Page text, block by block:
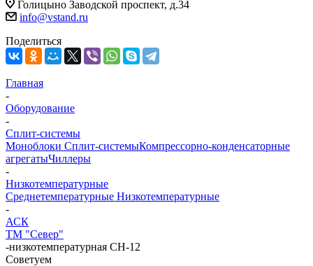
Голицыно Заводской проспект, д.34
info@vstand.ru
Поделиться
Главная
-
Оборудование
-
Сплит-системы
Моноблоки Сплит-системыКомпрессорно-конденсаторные
агрегатыЧиллеры
-
Низкотемпературные
Среднетемпературные Низкотемпературные
-
АСК
ТМ "Север"
-низкотемпературная СН-12
Советуем